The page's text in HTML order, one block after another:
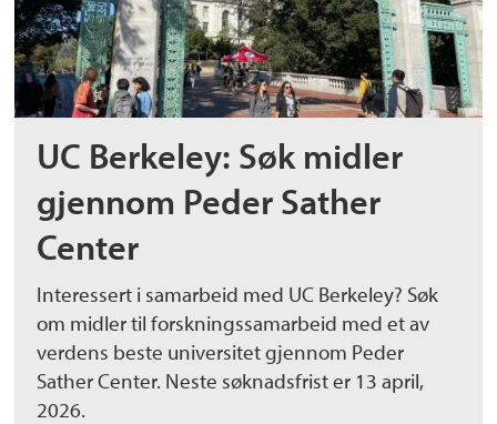
UC Berkeley: Søk midler
gjennom Peder Sather
Center
Interessert i samarbeid med UC Berkeley? Søk
om midler til forskningssamarbeid med et av
verdens beste universitet gjennom Peder
Sather Center. Neste søknadsfrist er 13 april,
2026.